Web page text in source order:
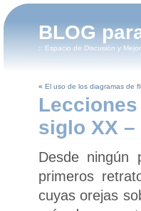
BLOG
:: Espacio de Discusión y
« El uso de los diagramas de
siglo XX
Desde
primeros
cuyas orejas